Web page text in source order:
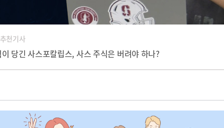
천기사
당긴 사스포칼립스, 사스 주식은 버려야 하나?